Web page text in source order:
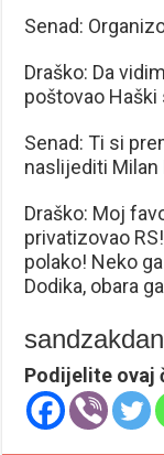
Senad:
Draško: Da
poštovao Haški
Senad: Ti si
naslijediti Milan
Draško: Moj
privatizovao
polako! Neko
Dodika, obara
Podijelite ovaj